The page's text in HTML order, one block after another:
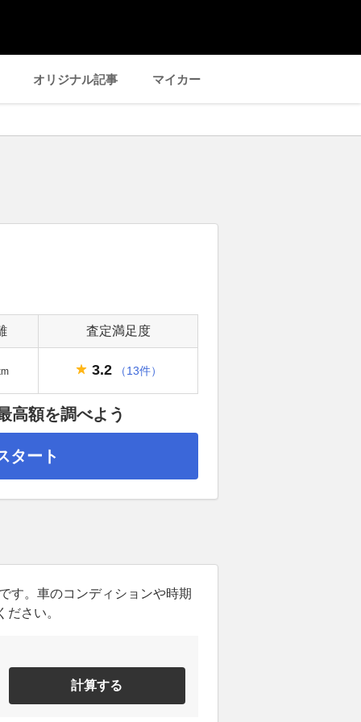
オリジナル記事 マイカー
査定満足度
3.2 （13件）
高額を調べよう
タート
す。車のコンディションや時期
さい。
計算する